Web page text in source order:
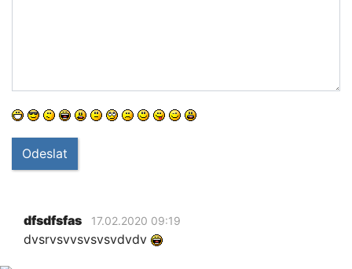
Odeslat
dfsdfsfas 17.02.2020 09:19
dvsrvsvvsvsvsvdvdv